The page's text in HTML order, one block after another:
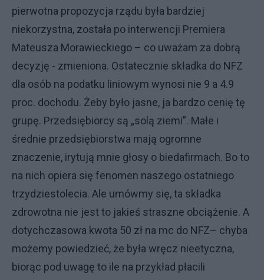
pierwotna propozycja rządu była bardziej
niekorzystna, została po interwencji Premiera
Mateusza Morawieckiego – co uważam za dobrą
decyzję - zmieniona. Ostatecznie składka do NFZ
dla osób na podatku liniowym wynosi nie 9 a 4.9
proc. dochodu. Żeby było jasne, ja bardzo cenię tę
grupę. Przedsiębiorcy są „solą ziemi”. Małe i
średnie przedsiębiorstwa mają ogromne
znaczenie, irytują mnie głosy o biedafirmach. Bo to
na nich opiera się fenomen naszego ostatniego
trzydziestolecia. Ale umówmy się, ta składka
zdrowotna nie jest to jakieś straszne obciążenie. A
dotychczasowa kwota 50 zł na mc do NFZ– chyba
możemy powiedzieć, że była wręcz nieetyczna,
biorąc pod uwagę to ile na przykład płacili